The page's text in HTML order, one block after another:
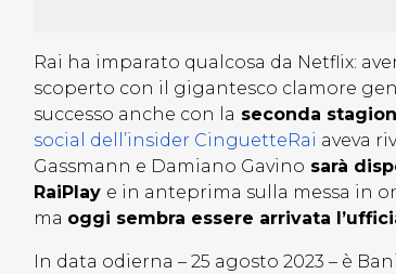
Rai ha imparato qualcosa da Netflix:
scoperto con il gigantesco clamore
successo anche con la seconda
social dell’insider CinguetteRai aveva
Gassmann e Damiano Gavino sarà
RaiPlay e in anteprima sulla messa in
ma oggi sembra essere arrivata
In data odierna – 25 agosto 2023 – è